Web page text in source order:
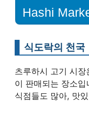
Hashi
식도락의 천국
츠루하시 고기 시
이 판매되는 장소
식점들도 많아, 맛